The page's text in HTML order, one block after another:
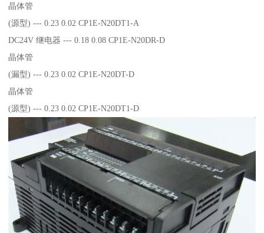
晶体管
(源型) --- 0.23 0.02 CP1E-N20DT1-A
DC24V 继电器 --- 0.18 0.08 CP1E-N20DR-D
晶体管
(漏型) --- 0.23 0.02 CP1E-N20DT-D
晶体管
(源型) --- 0.23 0.02 CP1E-N20DT1-D